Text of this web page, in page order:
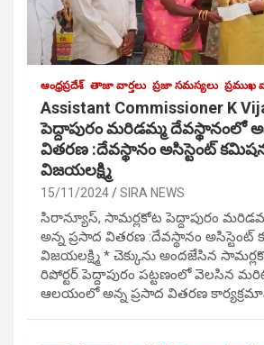
ఆంధ్రప్రదేశ్ తాజా వార్తలు ప్రజా సమస్యలు ప్రముఖ
Assistant Commissioner K
పెద్దాపురం మరిడమ్మ దేవస్థానంలో
వితరణ :దేవస్థానం అసిస్టెంట్
విజయలక్ష్మి
15/11/2024 SIRA NEWS
సిరాన్యూస్, సామర్లకోట పెద్దాపురం
అన్న ప్రసాద వితరణ :దేవస్థానం అసిస్టెంట్
విజయలక్ష్మి * చెక్కును అందజేసిన
రిపోర్టర్ పెద్దాపురం పట్టణంలో వెలసిన
ఆలయంలో అన్న ప్రసాద వితరణ